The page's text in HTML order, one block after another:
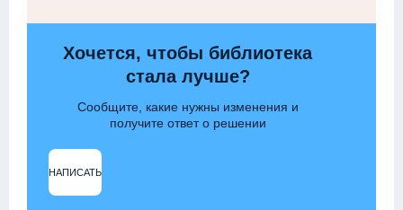
Хочется, чтобы библиотека
стала лучше?
Сообщите, какие нужны изменения и
получите ответ о решении
НАПИСАТЬ